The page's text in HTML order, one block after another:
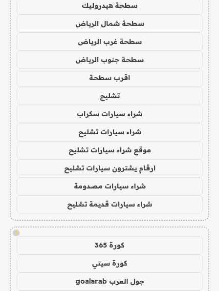
سطحة هيدروليك
سطحة شمال الرياض
سطحة غرب الرياض
سطحة جنوب الرياض
اقرب سطحة
تشليح
شراء سيارات سكراب
شراء سيارات تشليح
موقع شراء سيارات تشليح
ارقام يشترون سيارات تشليح
شراء سيارات مصدومة
شراء سيارات قديمة تشليح
!
كورة 365
كورة سيتي
جول العرب goalarab